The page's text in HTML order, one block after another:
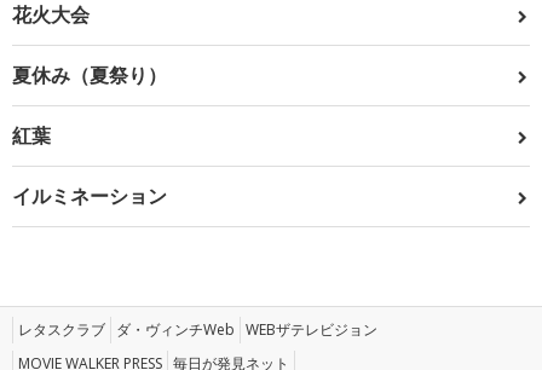
花火大会
夏休み（夏祭り）
紅葉
イルミネーション
レタスクラブ ダ・ヴィンチWeb WEBザテレビジョン
MOVIE WALKER PRESS 毎日が発見ネット